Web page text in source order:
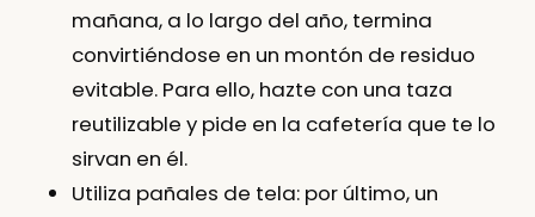
mañana, a lo largo del año, termina
convirtiéndose en un montón de residuo
evitable. Para ello, hazte con una taza
reutilizable y pide en la cafetería que te lo
sirvan en él.
Utiliza pañales de tela:por último, un